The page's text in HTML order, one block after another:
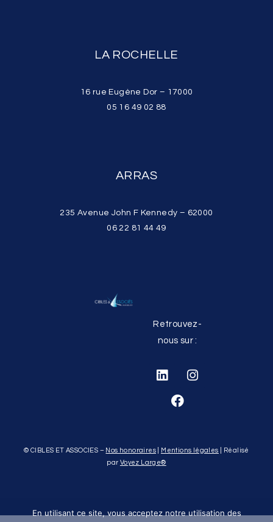
LA ROCHELLE
16 rue Eugène Dor – 17000
05 16 49 02 88
ARRAS
235 Avenue John F Kennedy – 62000
06 22 81 44 49
Retrouvez-
nous sur :
© CIBLES ET ASSOCIES – Nos honoraires Mentions légales | Réalisé
par Voyez Large®
En utilisant ce site, vous acceptez notre utilisation des